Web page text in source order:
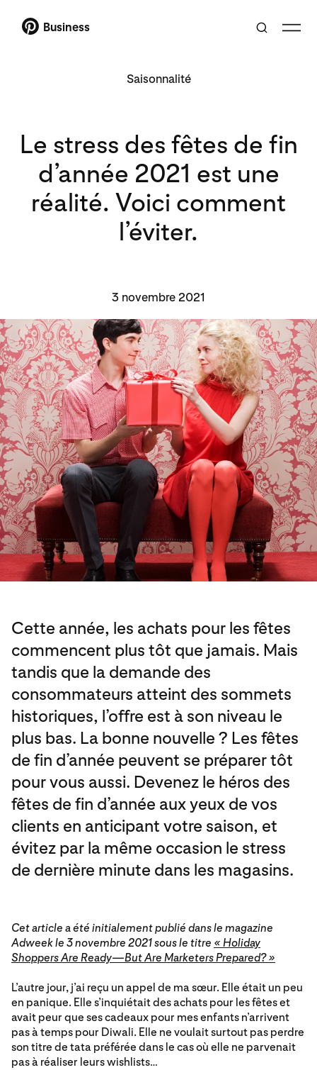
Business
Saisonnalité
Le stress des fêtes de fin
d’année 2021 est une
réalité. Voici comment
l’éviter.
3 novembre 2021
Cette année, les achats pour les fêtes
commencent plus tôt que jamais. Mais
tandis que la demande des
consommateurs atteint des sommets
historiques, l’offre est à son niveau le
plus bas. La bonne nouvelle ? Les fêtes
de fin d’année peuvent se préparer tôt
pour vous aussi. Devenez le héros des
fêtes de fin d’année aux yeux de vos
clients en anticipant votre saison, et
évitez par la même occasion le stress
de dernière minute dans les magasins.
Cet article a été initialement publié dans le magazine
Adweek le 3 novembre 2021 sous le titre « Holiday
Shoppers Are Ready—But Are Marketers Prepared? »
L’autre jour, j’ai reçu un appel de ma sœur. Elle était un peu
en panique. Elle s’inquiétait des achats pour les fêtes et
avait peur que ses cadeaux pour mes enfants n’arrivent
pas à temps pour Diwali. Elle ne voulait surtout pas perdre
son titre de tata préférée dans le cas où elle ne parvenait
pas à réaliser leurs wishlists…